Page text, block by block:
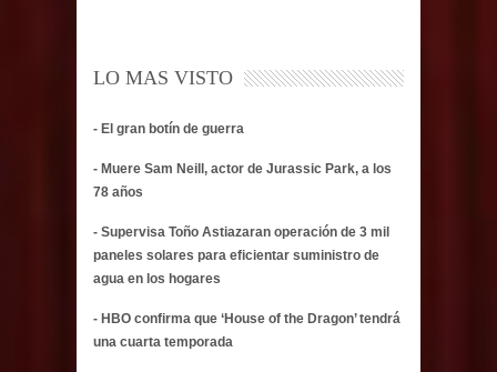
LO MAS VISTO
- El gran botín de guerra
- Muere Sam Neill, actor de Jurassic Park, a los
78 años
- Supervisa Toño Astiazaran operación de 3 mil
paneles solares para eficientar suministro de
agua en los hogares
- HBO confirma que ‘House of the Dragon’ tendrá
una cuarta temporada